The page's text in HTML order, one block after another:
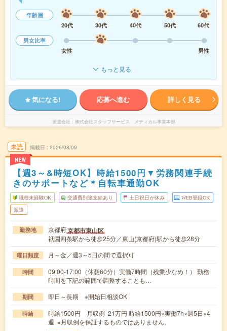
年齢層
20代
30代 40代 50代
60代
男女比率
女性
男性
もっと見る
気になる! 応募へ進む 詳しく見る
派遣会社 株式会社スタッフサービス メディカル事業本部
未読
NEW
掲載日 2026/08/09
【週3～&時短OK】時給1500円▼労務関連手続
きのサポートなど＊自転車通勤OK
職種未経験OK 交通費別途支給あり 土日祝日が休み WEB登録OK
派遣
勤務地 京都府京都市東山区
祇園四条駅から徒歩25分／東山(京都府)駅から徒歩28分
曜日頻度 月～金／週3～5日の間で選択可
時間
09:00-17:00（休憩60分）実働7時間（残業少なめ！） 勤務
時間を下記の範囲で調整することも…
期間 即日～長期 ※開始日相談OK
時給
時給1500円 月収例 21万円 時給1500円×実働7h×週5日×4
週 ※月収例を保証するものではありません。